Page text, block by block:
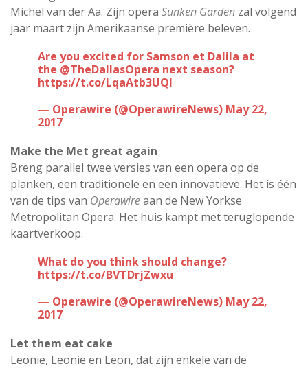
Michel van der Aa. Zijn opera Sunken Garden zal volgend
jaar maart zijn Amerikaanse première beleven.
Are you excited for Samson et Dalila at
the @TheDallasOpera next season?
https://t.co/LqaAtb3UQl
— Operawire (@OperawireNews) May 22,
2017
Make the Met great again
Breng parallel twee versies van een opera op de
planken, een traditionele en een innovatieve. Het is één
van de tips van Operawireaan de New Yorkse
Metropolitan Opera. Het huis kampt met teruglopende
kaartverkoop.
What do you think should change?
https://t.co/BVTDrjZwxu
— Operawire (@OperawireNews) May 22,
2017
Let them eat cake
Leonie, Leonie en Leon, dat zijn enkele van de